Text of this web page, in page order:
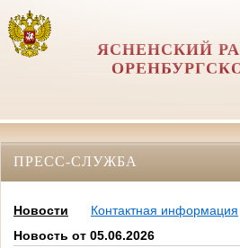
ЯСНЕНСКИЙ
ПРЕСС-СЛУЖБА
Новости
Контактная информация
Новость от 05.06.2026